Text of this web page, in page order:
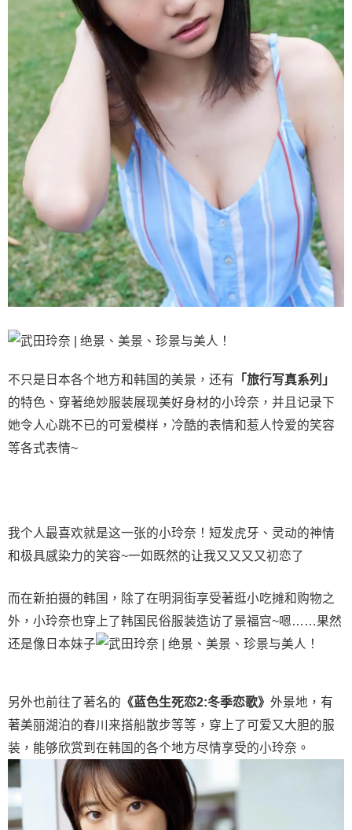
不只是日本各个地方和韩国的美景，还有 「旅行写真系列」
的特色、穿著绝妙服装展现美好身材的小玲奈，并且记录下
她令人心跳不已的可爱模样，冷酷的表情和惹人怜爱的笑容
等各式表情~
我个人最喜欢就是这一张的小玲奈！短发虎牙、灵动的神情
和极具感染力的笑容~一如既然的让我又又又又初恋了
而在新拍摄的韩国，除了在明洞街享受著逛小吃摊和购物之
外，小玲奈也穿上了韩国民俗服装造访了景福宫~嗯……果然
还是像日本妹子
另外也前往了著名的 《蓝色生死恋2:冬季恋歌》 外景地，有
著美丽湖泊的春川来搭船散步等等，穿上了可爱又大胆的服
装，能够欣赏到在韩国的各个地方尽情享受的小玲奈。